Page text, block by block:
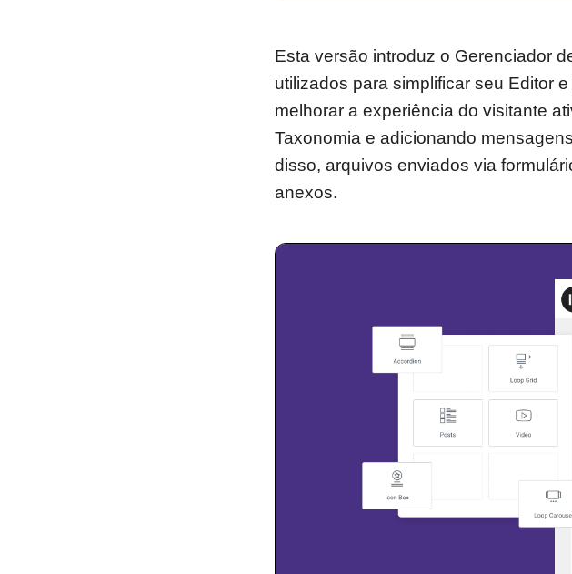
Esta versão introduz o Gerenciador
utilizados para simplificar seu Editor
melhorar a experiência do visitante
Taxonomia e adicionando
disso, arquivos enviados via
anexos.